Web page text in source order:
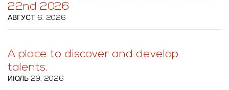
22nd 2026
АВГУСТ 6, 2026
A place to discover and develop
talents.
ИЮЛЬ 29, 2026